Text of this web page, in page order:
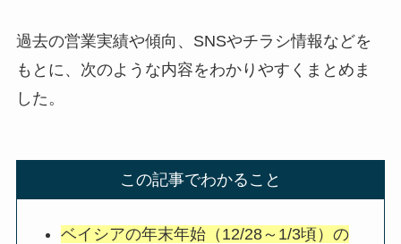
過去の営業実績や傾向、SNSやチラシ情報などを
もとに、次のような内容をわかりやすくまとめま
した。
この記事でわかること
ベイシアの年末年始（12/28～1/3頃）の